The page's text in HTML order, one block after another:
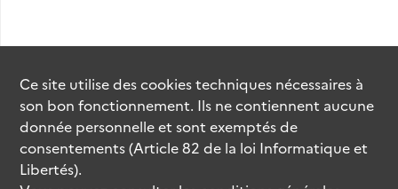
Ce site utilise descookiestechniques nécessaires à
son bon fonctionnement. Ils ne contiennent aucune
donnée personnelle et sont exemptés de
consentements (Article 82 de la loi Informatique et
Libertés).